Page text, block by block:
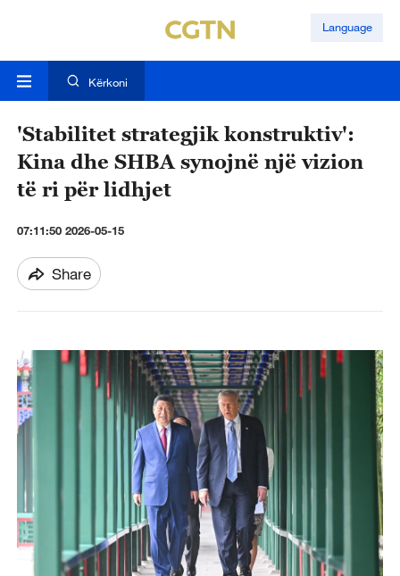
Language
Kërkoni
'Stabilitet strategjik konstruktiv':
Kina dhe SHBA synojnë një vizion
të ri për lidhjet
07:11:50 2026-05-15
Share